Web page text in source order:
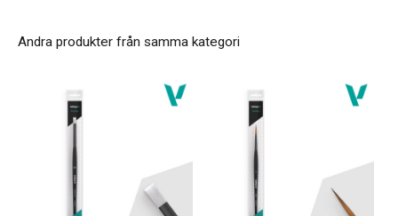
Andra produkter från samma kategori